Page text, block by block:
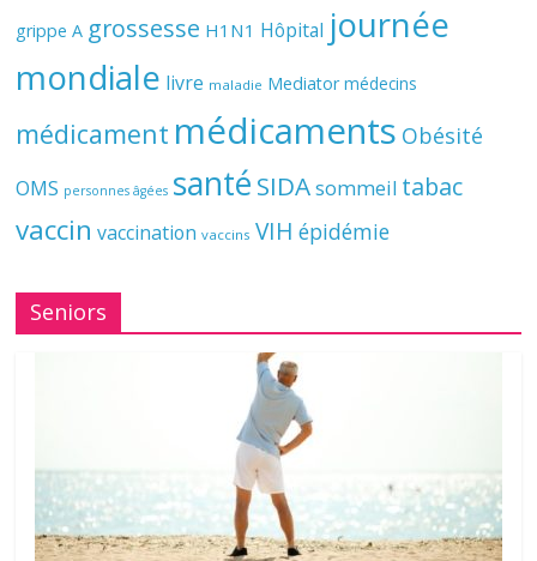
grippe A grossesse H1N1 Hôpital journée
mondiale livre maladie Mediator médecins
médicament médicaments Obésité
OMS personnes âgées santé SIDAsommeil tabac
vaccin vaccination vaccins VIH épidémie
Seniors